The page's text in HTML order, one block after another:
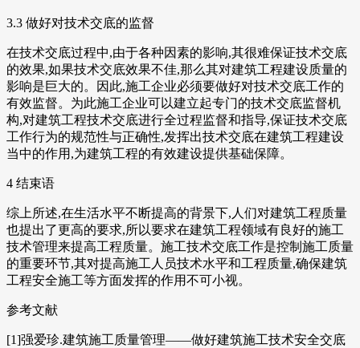
3.3 做好对技术交底的监督
在技术交底过程中,由于各种因素的影响,其很难保证技术交底
的效果,如果技术交底效果不佳,那么其对建筑工程建设质量的
影响是巨大的。因此,施工企业必须要做好对技术交底工作的
有效监督。为此施工企业可以建立起专门的技术交底监督机
构,对建筑工程技术交底进行全过程监督和指导,保证技术交底
工作行为的规范性与正确性,发挥出技术交底在建筑工程建设
当中的作用,为建筑工程的有效建设提供基础保障。
4 结束语
综上所述,在生活水平不断提高的背景下,人们对建筑工程质量
也提出了更高的要求,所以要求在建筑工程领域有良好的施工
技术管理来提高工程质量。施工技术交底工作是控制施工质量
的重要环节,其对提高施工人员技术水平和工程质量,确保建筑
工程安全施工等方面发挥的作用不可小视。
参考文献
[1]强爱珍.建筑施工质量管理——做好建筑施工技术安全交底